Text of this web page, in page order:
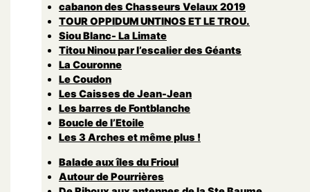
cabanon des Chasseurs Velaux 2019
TOUR OPPIDUM UNTINOS ET LE TROU.
Siou Blanc- La Limate
Titou Ninou par l’escalier des Géants
La Couronne
Le Coudon
Les Caisses de Jean-Jean
Les barres de Fontblanche
Boucle de l’Etoile
Les 3 Arches et même plus !
Balade aux îles du Frioul
Autour de Pourrières